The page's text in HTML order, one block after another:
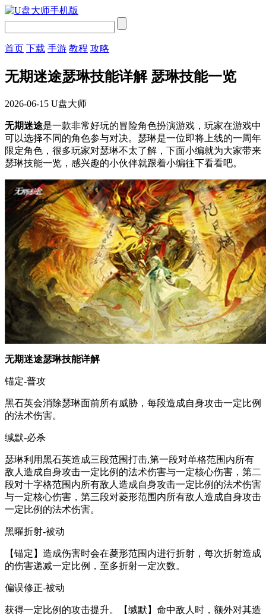
首页 下载 手游 教程 攻略
无期迷途瑟琳技能详解 瑟琳技能一览
2026-06-15 U盘大师
无期迷途是一款非常好玩的冒险角色扮演游戏，玩家在游戏中
可以选择不同的角色参与对决。瑟琳是一位即将上线的一周年
限定角色，很多玩家对瑟琳不太了解，下面小编就为大家带来
瑟琳技能一览，感兴趣的小伙伴就跟着小编往下看看吧。
无期迷途瑟琳技能详解
锚定-普攻
黑石英会消除瑟琳面前所有威胁，每段造成自身攻击一定比例
的法术伤害。
缄默-必杀
瑟琳利用黑石英造成三段范围打击,第一段对单格范围内所有
敌人造成自身攻击一定比例的法术伤害与一定核心伤害，第二
段对十字格范围内所有敌人造成自身攻击一定比例的法术伤害
与一定核心伤害，第三段对菱形范围内所有敌人造成自身攻击
一定比例的法术伤害。
黑曜折射-被动
【锚定】造成伤害时会在菱形范围内进行折射，每次折射造成
的伤害递减一定比例，至多折射一定次数。
偏误修正-被动
获得一定比例的攻击提升。【缄默】命中敌人时，额外对其造